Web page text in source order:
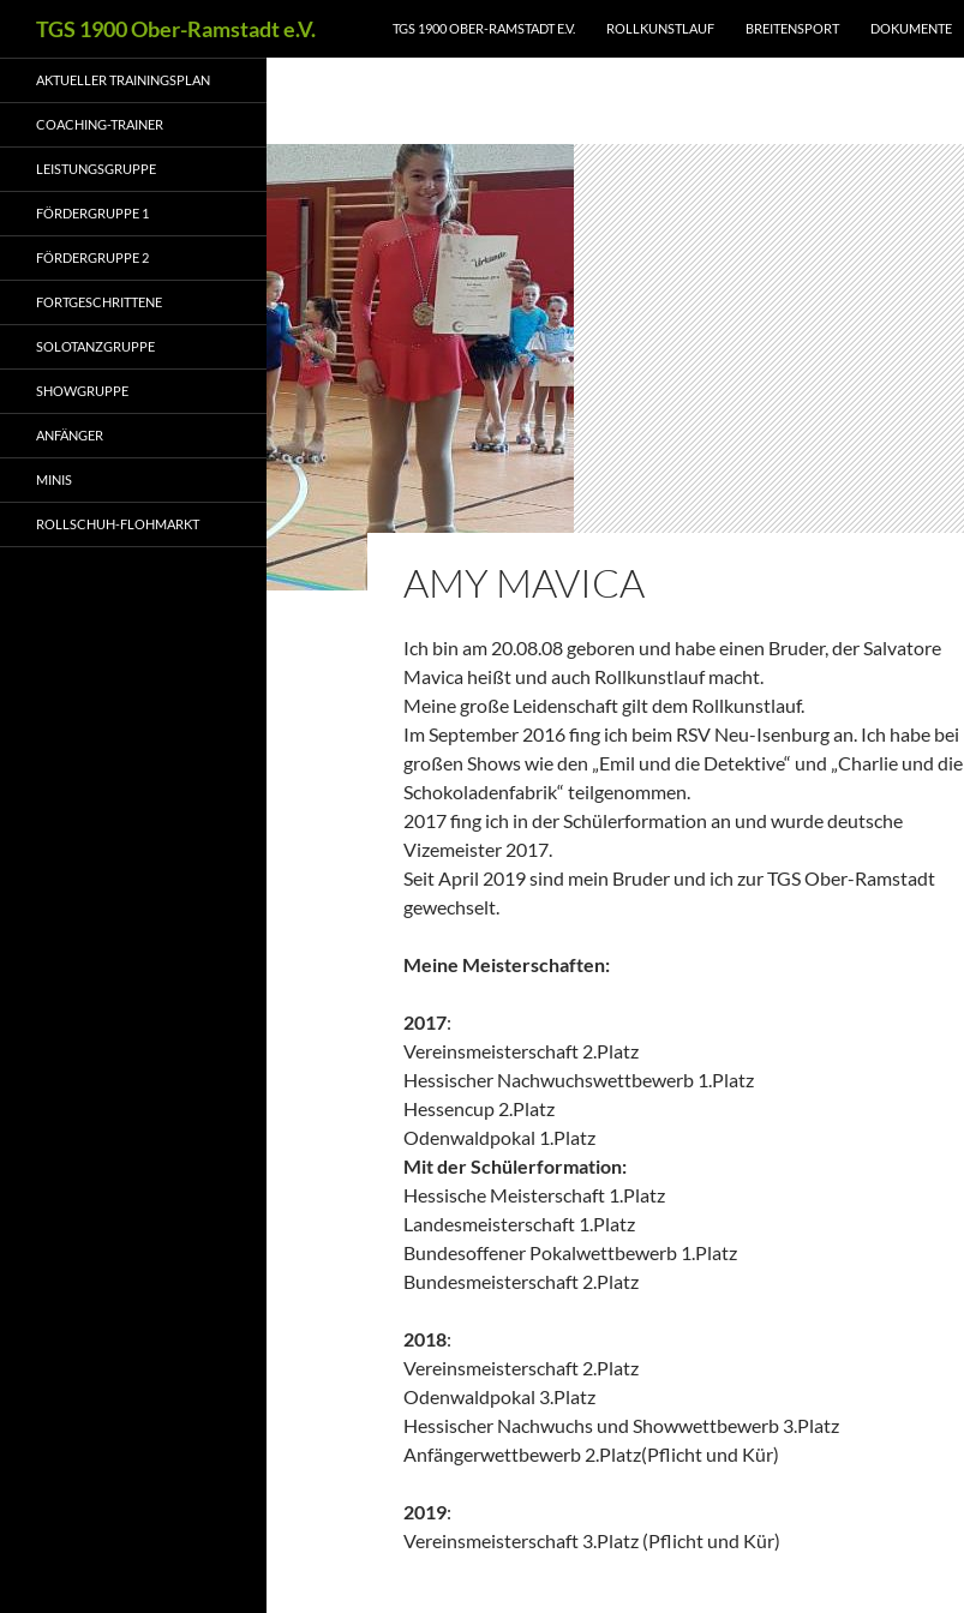
Inhalt
springen
TGS 1900 Ober-Ramstadt e.V. TGS 1900 OBER-RAMSTADT E.V. ROLLKUNSTLAUF BREITENSPORT DOKUMENTE
AMY MAVICA
Ich bin am 20.08.08 geboren und habe einen Bruder, der Salvatore
Mavica heißt und auch Rollkunstlauf macht.
Meine große Leidenschaft gilt dem Rollkunstlauf.
Im September 2016 fing ich beim RSV Neu-Isenburg an. Ich habe bei
großen Shows wie den „Emil und die Detektive“ und „Charlie und die
Schokoladenfabrik“ teilgenommen.
2017 fing ich in der Schülerformation an und wurde deutsche
Vizemeister 2017.
Seit April 2019 sind mein Bruder und ich zur TGS Ober-Ramstadt
gewechselt.
Meine Meisterschaften:
2017:
Vereinsmeisterschaft 2.Platz
Hessischer Nachwuchswettbewerb 1.Platz
Hessencup 2.Platz
Odenwaldpokal 1.Platz
Mit der Schülerformation:
Hessische Meisterschaft 1.Platz
Landesmeisterschaft 1.Platz
Bundesoffener Pokalwettbewerb 1.Platz
Bundesmeisterschaft 2.Platz
2018:
Vereinsmeisterschaft 2.Platz
Odenwaldpokal 3.Platz
Hessischer Nachwuchs und Showwettbewerb 3.Platz
Anfängerwettbewerb 2.Platz(Pflicht und Kür)
2019:
Vereinsmeisterschaft 3.Platz (Pflicht und Kür)
AKTUELLER TRAININGSPLAN
COACHING-TRAINER
LEISTUNGSGRUPPE
FÖRDERGRUPPE 1
FÖRDERGRUPPE 2
FORTGESCHRITTENE
SOLOTANZGRUPPE
SHOWGRUPPE
ANFÄNGER
MINIS
ROLLSCHUH-FLOHMARKT